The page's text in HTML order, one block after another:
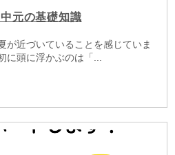
元の基礎知識
が近づいていることを感じていま
に頭に浮かぶのは「...